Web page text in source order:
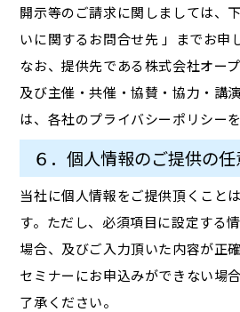
開示等のご請求に関しましては、
いに関するお問合せ先 」までお申
なお、提供先である株式会社オー
及び主催・共催・協賛・協力・講
は、各社のプライバシーポリシー
６．個人情報のご提供の
当社に個人情報をご提供頂くこと
す。ただし、必須項目に設定する
場合、及びご入力頂いた内容が正
セミナーにお申込みができない場
了承ください。